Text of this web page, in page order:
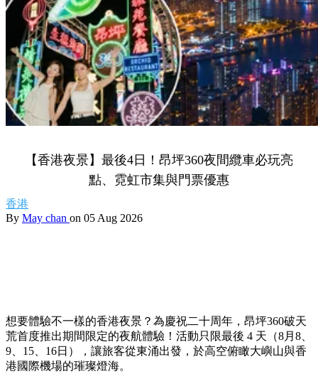
【香港夜景】最後4日！昂坪360夜間纜車必玩亮
點、霓虹市集與門票優惠
香港
By May chan on 05 Aug 2026
想要體驗不一樣的香港夜景？為慶祝二十周年，昂坪360破天
荒首度推出期間限定的夜航體驗！活動只限最後 4 天（8月8、
9、15、16日），讓旅客從東涌出發，於高空俯瞰大嶼山與香
港國際機場的璀璨燈海。